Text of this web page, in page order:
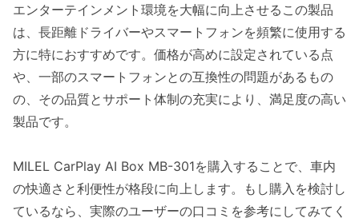
エンターテインメント環境を大幅に向上させるこの製品
は、長距離ドライバーやスマートフォンを頻繁に使用する
方に特におすすめです。価格が高めに設定されている点
や、一部のスマートフォンとの互換性の問題があるもの
の、その品質とサポート体制の充実により、満足度の高い
製品です。
MILEL CarPlay AI Box MB-301を購入することで、車内
の快適さと利便性が格段に向上します。もし購入を検討し
ているなら、実際のユーザーの口コミを参考にしてみてく